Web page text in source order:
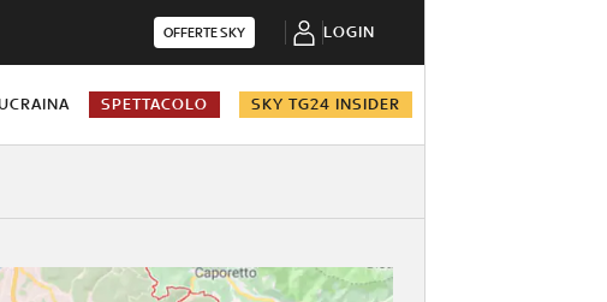
OFFERTE SKY LOGIN
SPETTACOLO SKY TG24 INSIDER